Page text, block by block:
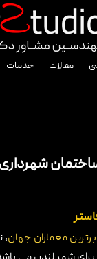
مقالات خدمات
برترین معماران جهان